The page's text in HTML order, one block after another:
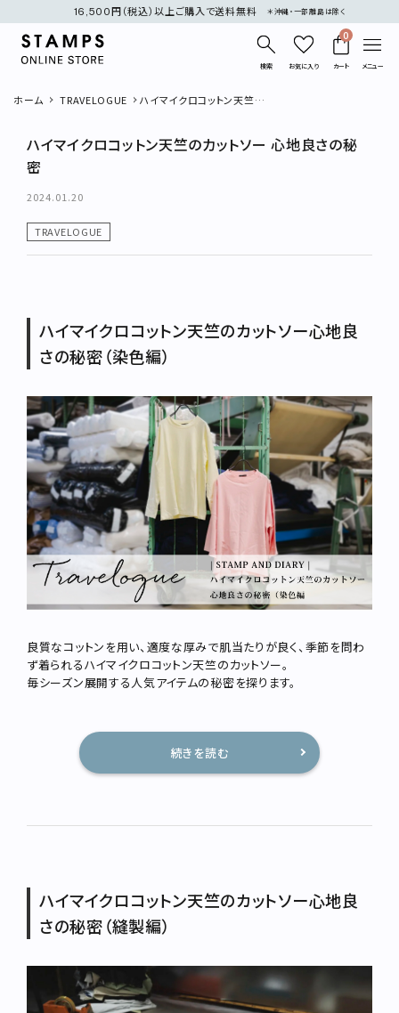
16,500円（税込）以上ご購入で送料無料 ＊沖縄・一部離島は除く
検索 お気に入り
0
カート メニュー
カテゴリー
ブランド
お問い合わせ
特集 お知らせ
STAMPSについて オフィシャルサイト
直営店 TRAVELOGUE
ホーム TRAVELOGUE
ハイマイクロコットン天竺の
ハイマイクロコットン天竺のカットソー 心地良さの秘
密
2024.01.20
TRAVELOGUE
ハイマイクロコットン天竺のカットソー心地良
さの秘密（染色編）
良質なコットンを用い、適度な厚みで肌当たりが良く、季節を問わ
ず着られるハイマイクロコットン天竺のカットソー。
毎シーズン展開する人気アイテムの秘密を探ります。
続きを読む
ハイマイクロコットン天竺のカットソー心地良
さの秘密（縫製編）